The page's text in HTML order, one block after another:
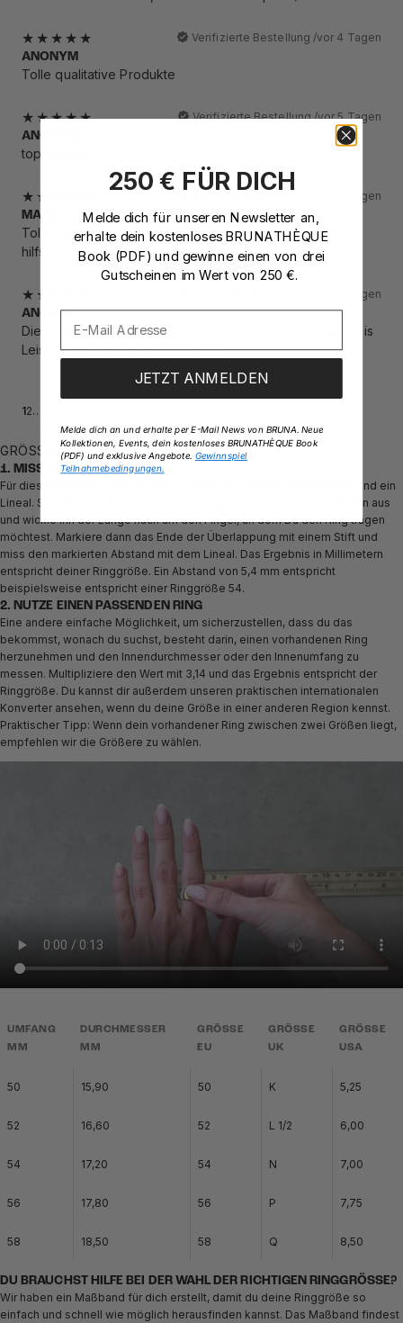
Verifizierte Bestellung /vor 4 Tagen
ANONYM
Tolle qualitative Produkte
Verifizierte Bestellung /vor 5 Tagen
ANONYM
top Qualität
vor 5 Tagen
MARIE
Toller Schmuck und sehr toller Kundenservice. Immer
hilfsbereit :)
vor 6 Tagen
ANJA
Die Qualität ist einfach wunderbar. Super hochwertig. Preis
Leistung Top. Versand sehr schnell
12…
GRÖSSENGUIDE
1. MISS DEINEN FINGER
Für diese Methode brauchst du nur einen Stift, einen Papierstreifen und ein
Lineal. Schneide einfach einen 10 cm langen, schmalen Papierstreifen aus
und wickle ihn der Länge nach um den Finger, an dem Du den Ring tragen
möchtest. Markiere dann das Ende der Überlappung mit einem Stift und
miss den markierten Abstand mit dem Lineal. Das Ergebnis in Millimetern
entspricht deiner Ringgröße. Ein Abstand von 5,4 mm entspricht
beispielsweise entspricht einer Ringgröße 54.
2. NUTZE EINEN PASSENDEN RING
Eine andere einfache Möglichkeit, um sicherzustellen, dass du das
bekommst, wonach du suchst, besteht darin, einen vorhandenen Ring
herzunehmen und den Innendurchmesser oder den Innenumfang zu
messen. Multipliziere den Wert mit 3,14 und das Ergebnis entspricht der
Ringgröße. Du kannst dir außerdem unseren praktischen internationalen
Konverter ansehen, wenn du deine Größe in einer anderen Region kennst.
Praktischer Tipp: Wenn dein vorhandener Ring zwischen zwei Größen liegt,
empfehlen wir die Größere zu wählen.
UMFANG
MM
DURCHMESSER
MM
GRÖSSE
EU
GRÖSSE
UK
GRÖSSE
USA
50 15,90 50 K 5,25
52 16,60 52 L 1/2 6,00
54 17,20 54 N 7,00
56 17,80 56 P 7,75
58 18,50 58 Q 8,50
DU BRAUCHST HILFE BEI DER WAHL DER RICHTIGEN RINGGRÖSSE?
Wir haben ein Maßband für dich erstellt, damit du deine Ringgröße so
einfach und schnell wie möglich herausfinden kannst. Das Maßband findest
250 € FÜR DICH
Melde dich für unseren Newsletter an
erhalte dein kostenloses BRUNATHÈQUE
Book (PDF) und gewinne einen von drei
Gutscheinen im Wert von 250 €.
JETZT ANMELDEN
Melde dich an und erhalte per E-Mail News von BRUNA. Neue
Kollektionen, Events, dein kostenloses BRUNATHÈQUE Book
(PDF) und exklusive Angebote. Gewinnspiel
Teilnahmebedingungen.